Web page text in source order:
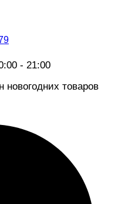
- 21:00
новогодних товаров